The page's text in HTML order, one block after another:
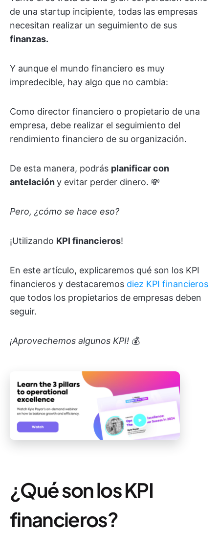
de una startup incipiente, todas las empresas
necesitan realizar un seguimiento de sus
finanzas.
Y aunque el mundo financiero es muy
impredecible, hay algo que no cambia:
Como director financiero o propietario de una
empresa, debe realizar el seguimiento del
rendimiento financiero de su organización.
De esta manera, podrás planificar con
antelacióny evitar perder dinero. 💸
Pero, ¿cómo se hace eso?
¡Utilizando KPI financieros!
En este artículo, explicaremos qué son los KPI
financieros y destacaremos diez KPI financieros
que todos los propietarios de empresas deben
seguir.
¡Aprovechemos algunos KPI! 💰
¿Qué son los KPI
financieros?